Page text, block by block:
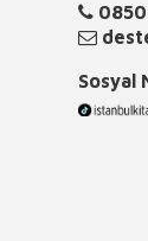
Sosyal